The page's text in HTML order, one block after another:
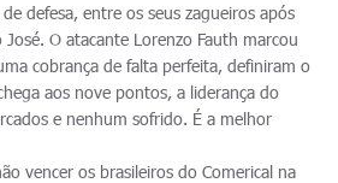
defesa, entre os seus zagueiros após
O atacante Lorenzo Fauth marcou
cobrança de falta perfeita, definiram o
aos nove pontos, a liderança do
e nenhum sofrido. É a melhor
vencer os brasileiros do Comerical na